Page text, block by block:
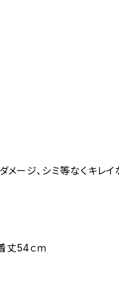
ダメージ、シミ等なくキレ
丈54ｃｍ